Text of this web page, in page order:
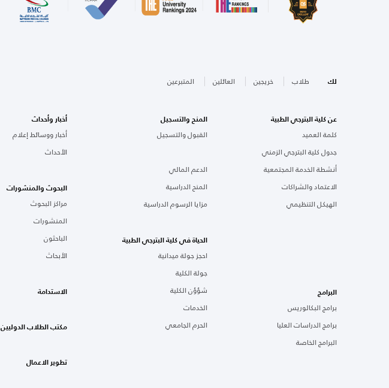
لك طلاب خريجين العائلين المتبرعين
عن كلية البترجي الطبية
كلمة العميد
جدول كلية البترجي الزمني
أنشطة الخدمة المجتمعية
الاعتماد والشراكات
الهيكل التنظيمي
البرامج
برامج البكالوريس
برامج الدراسات العليا
البرامج الخاصة
المنح والتسجيل
القبول والتسجيل
الدعم المالي
المنح الدراسية
مزايا الرسوم الدراسية
الحياة في كلية البترجي الطبية
احجز جولة ميدانية
جولة الكلية
شؤؤن الكلية
الخدمات
الحرم الجامعي
أخبار وأحداث
أخبار ووسائط إعلام
الأحداث
البحوث والمنشورات
مراكز البحوث
المنشورات
الباحثون
الأبحاث
الاستدامة
مكتب الطلاب الدوليين
تطوير الاعمال